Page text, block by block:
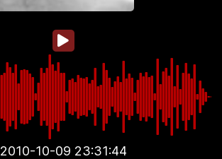
2010-10-09 23:31:44